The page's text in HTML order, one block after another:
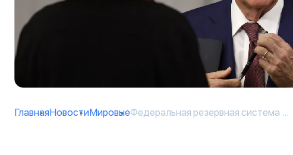
ГлавнаяНовостиМировыеФедеральная резервная система ...